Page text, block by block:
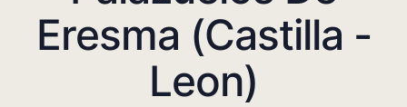
Eresma (Castilla -
Leon)